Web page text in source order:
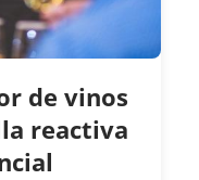
de vinos
reactiva